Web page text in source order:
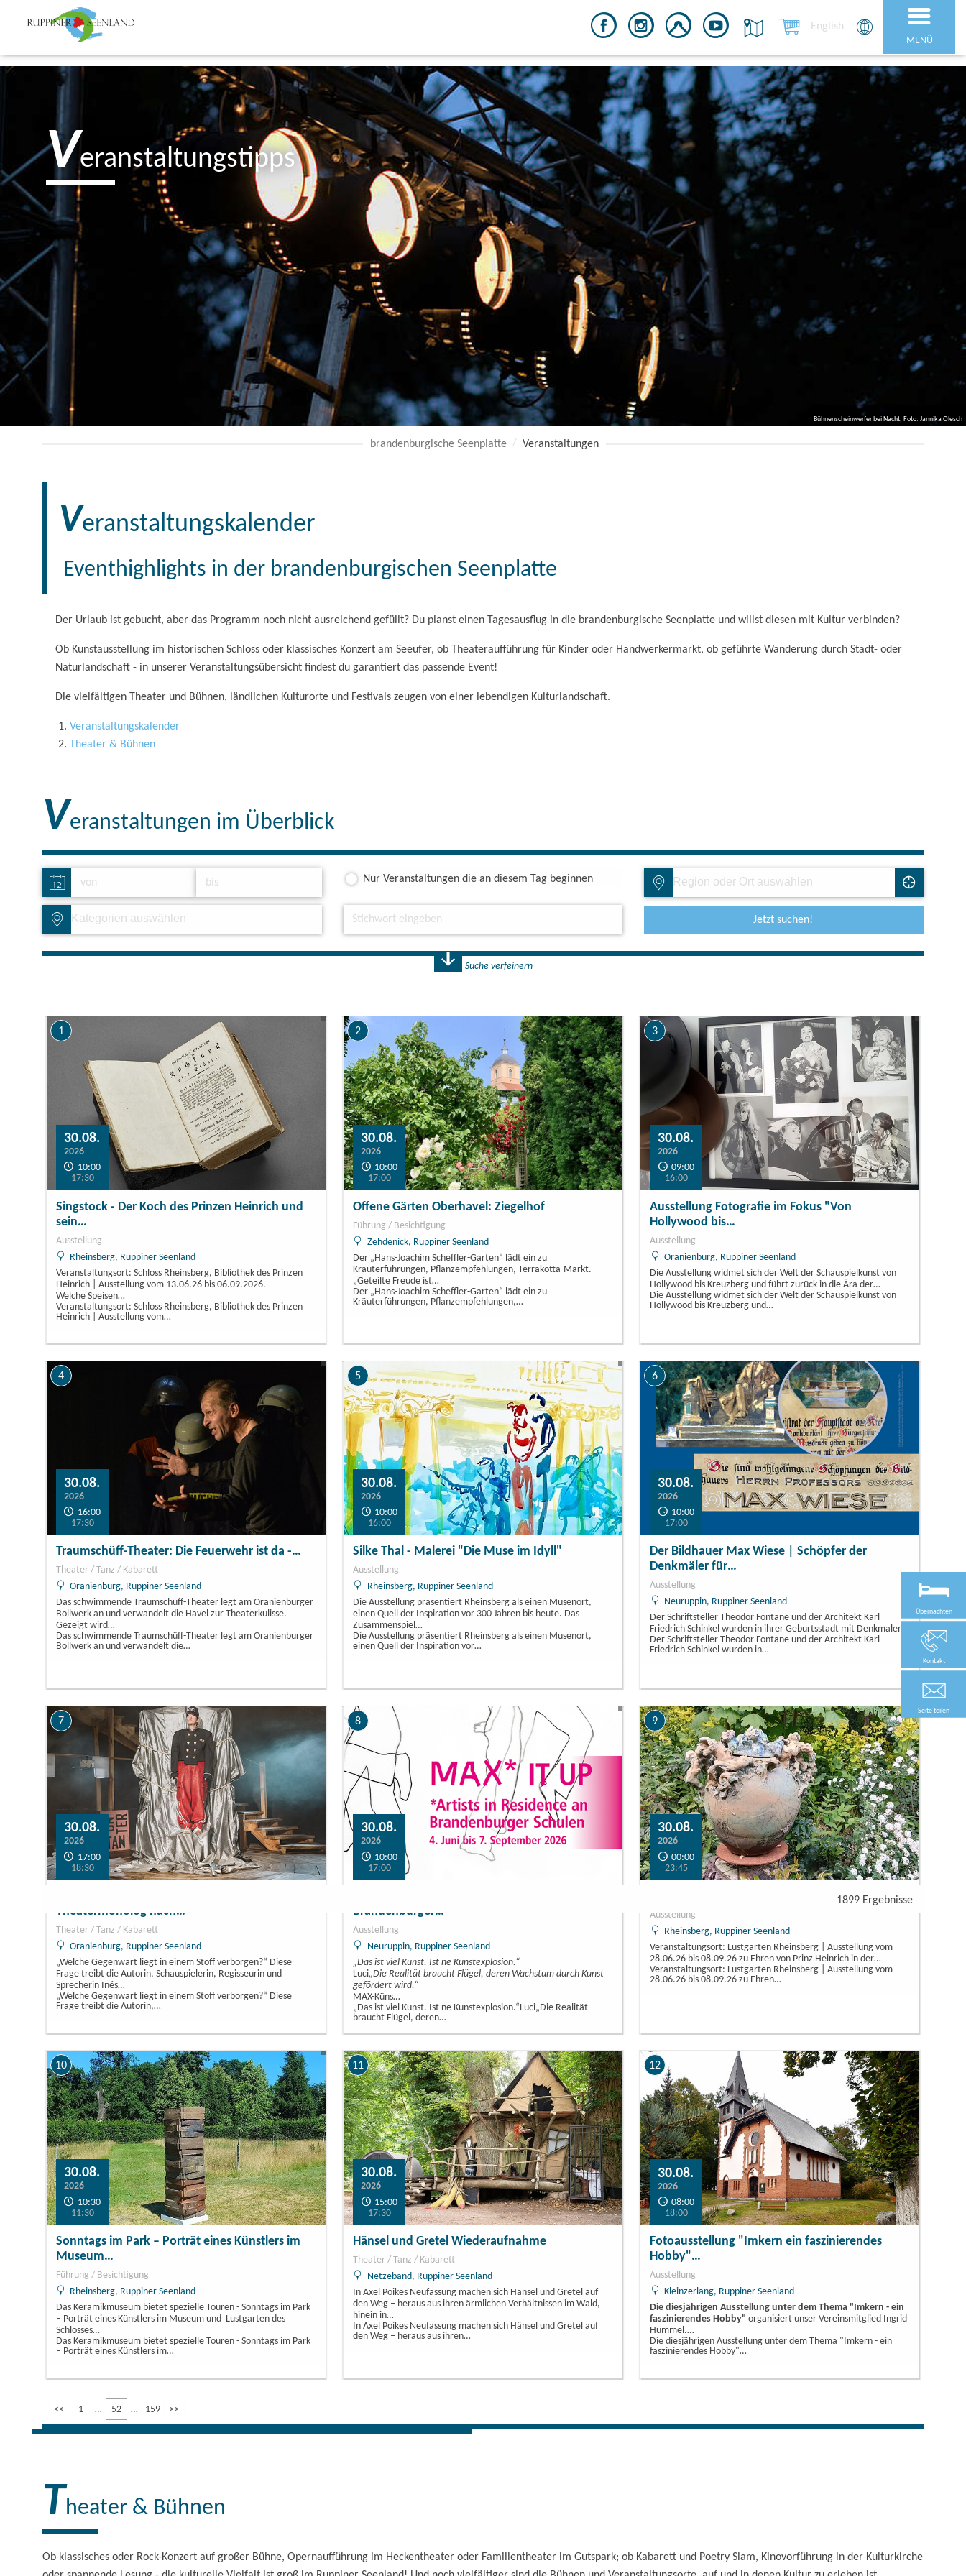
MENÜ
English
Bühnenscheinwerfer bei Nacht, Foto: Jannika Olesch
Veranstaltungstipps
brandenburgische Seenplatte Veranstaltungen
Veranstaltungskalender
Eventhighlights in der brandenburgischen Seenplatte
Der Urlaub ist gebucht, aber das Programm noch nicht ausreichend gefüllt? Du planst einen Tagesausflug in die brandenburgische Seenplatte und willst diesen mit Kultur verbinden?
Ob Kunstausstellung im historischen Schloss oder klassisches Konzert am Seeufer, ob Theateraufführung für Kinder oder Handwerkermarkt, ob geführte Wanderung durch Stadt- oder
Naturlandschaft - in unserer Veranstaltungsübersicht findest du garantiert das passende Event!
Die vielfältigen Theater und Bühnen, ländlichen Kulturorte und Festivals zeugen von einer lebendigen Kulturlandschaft.
Veranstaltungskalender
Theater & Bühnen
Veranstaltungen im Überblick
Nur Veranstaltungen die an diesem Tag beginnen
Jetzt suchen!
Suche verfeinern
Nur Veranstaltungen, für die Tickets bestellt werden können
1899 Ergebnisse
1
30.08.
2026
10:00
17:30
Singstock - Der Koch des Prinzen Heinrich und
sein…
Ausstellung
Rheinsberg, Ruppiner Seenland
Veranstaltungsort: Schloss Rheinsberg, Bibliothek des Prinzen
Heinrich | Ausstellung vom 13.06.26 bis 06.09.2026.
Welche Speisen…
Veranstaltungsort: Schloss Rheinsberg, Bibliothek des Prinzen
Heinrich | Ausstellung vom…
2
30.08.
2026
10:00
17:00
Offene Gärten Oberhavel: Ziegelhof
Führung / Besichtigung
Zehdenick, Ruppiner Seenland
Der „Hans-Joachim Scheffler-Garten“ lädt ein zu
Kräuterführungen, Pflanzempfehlungen, Terrakotta-Markt.
„Geteilte Freude ist…
Der „Hans-Joachim Scheffler-Garten“ lädt ein zu
Kräuterführungen, Pflanzempfehlungen,…
3
30.08.
2026
09:00
16:00
Ausstellung Fotografie im Fokus "Von
Hollywood bis…
Ausstellung
Oranienburg, Ruppiner Seenland
Die Ausstellung widmet sich der Welt der Schauspielkunst von
Hollywood bis Kreuzberg und führt zurück in die Ära der…
Die Ausstellung widmet sich der Welt der Schauspielkunst von
Hollywood bis Kreuzberg und…
4
30.08.
2026
16:00
17:30
Traumschüff-Theater: Die Feuerwehr ist da -…
Theater / Tanz / Kabarett
Oranienburg, Ruppiner Seenland
Das schwimmende Traumschüff-Theater legt am Oranienburger
Bollwerk an und verwandelt die Havel zur Theaterkulisse.
Gezeigt wird…
Das schwimmende Traumschüff-Theater legt am Oranienburger
Bollwerk an und verwandelt die…
5
30.08.
2026
10:00
16:00
Silke Thal - Malerei "Die Muse im Idyll"
Ausstellung
Rheinsberg, Ruppiner Seenland
Die Ausstellung präsentiert Rheinsberg als einen Musenort,
einen Quell der Inspiration vor 300 Jahren bis heute. Das
Zusammenspiel…
Die Ausstellung präsentiert Rheinsberg als einen Musenort,
einen Quell der Inspiration vor…
6
30.08.
2026
10:00
17:00
Der Bildhauer Max Wiese | Schöpfer der
Denkmäler für…
Ausstellung
Neuruppin, Ruppiner Seenland
Der Schriftsteller Theodor Fontane und der Architekt Karl
Friedrich Schinkel wurden in ihrer Geburtsstadt mit Denkmalen…
Der Schriftsteller Theodor Fontane und der Architekt Karl
Friedrich Schinkel wurden in…
7
30.08.
2026
17:00
18:30
Theatermonolog nach…
Theater / Tanz / Kabarett
Oranienburg, Ruppiner Seenland
„Welche Gegenwart liegt in einem Stoff verborgen?“ Diese
Frage treibt die Autorin, Schauspielerin, Regisseurin und
Sprecherin Inés…
„Welche Gegenwart liegt in einem Stoff verborgen?“ Diese
Frage treibt die Autorin,…
8
30.08.
2026
10:00
17:00
Brandenburger…
Ausstellung
Neuruppin, Ruppiner Seenland
„Das ist viel Kunst. Ist ne Kunstexplosion.“
Luci„Die Realität braucht Flügel, deren Wachstum durch Kunst
gefördert wird.“
MAX-Küns…
„Das ist viel Kunst. Ist ne Kunstexplosion.“Luci„Die Realität
braucht Flügel, deren…
9
30.08.
2026
00:00
23:45
Ausstellung
Rheinsberg, Ruppiner Seenland
Veranstaltungsort: Lustgarten Rheinsberg | Ausstellung vom
28.06.26 bis 08.09.26 zu Ehren von Prinz Heinrich in der…
Veranstaltungsort: Lustgarten Rheinsberg | Ausstellung vom
28.06.26 bis 08.09.26 zu Ehren…
10
30.08.
2026
10:30
11:30
Sonntags im Park – Porträt eines Künstlers im
Museum…
Führung / Besichtigung
Rheinsberg, Ruppiner Seenland
Das Keramikmuseum bietet spezielle Touren - Sonntags im Park
– Porträt eines Künstlers im Museum und Lustgarten des
Schlosses…
Das Keramikmuseum bietet spezielle Touren - Sonntags im Park
– Porträt eines Künstlers im…
11
30.08.
2026
15:00
17:30
Hänsel und Gretel Wiederaufnahme
Theater / Tanz / Kabarett
Netzeband, Ruppiner Seenland
In Axel Poikes Neufassung machen sich Hänsel und Gretel auf
den Weg – heraus aus ihren ärmlichen Verhältnissen im Wald,
hinein in…
In Axel Poikes Neufassung machen sich Hänsel und Gretel auf
den Weg – heraus aus ihren…
12
30.08.
2026
08:00
18:00
Fotoausstellung "Imkern ein faszinierendes
Hobby"…
Ausstellung
Kleinzerlang, Ruppiner Seenland
Die diesjährigen Ausstellung unter dem Thema "Imkern - ein
faszinierendes Hobby" organisiert unser Vereinsmitglied Ingrid
Hummel.…
Die diesjährigen Ausstellung unter dem Thema "Imkern - ein
faszinierendes Hobby"…
<< 1 52 159 >>
Theater & Bühnen
Ob klassisches oder Rock-Konzert auf großer Bühne, Opernaufführung im Heckentheater oder Familientheater im Gutspark; ob Kabarett und Poetry Slam, Kinovorführung in der Kulturkirche
Übernachten
Kontakt
Seite teilen